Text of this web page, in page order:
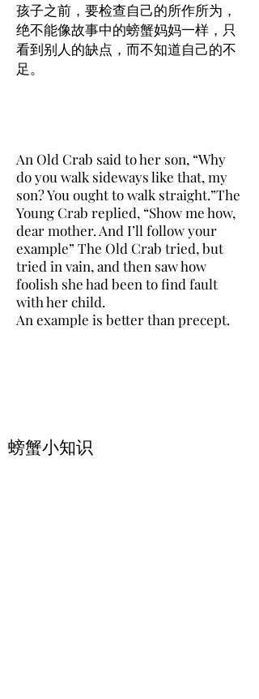
孩子之前，要检查自己的所作所为，
绝不能像故事中的螃蟹妈妈一样，只
看到别人的缺点，而不知道自己的不
足。
An Old Crab said to her son, “Why
do you walk sideways like that, my
son? You ought to walk straight.”The
Young Crab replied, “Show me how,
dear mother. And I’ll follow your
example” The Old Crab tried, but
tried in vain, and then saw how
foolish she had been to find fault
with her child.
An example is better than precept.
​螃蟹小知识